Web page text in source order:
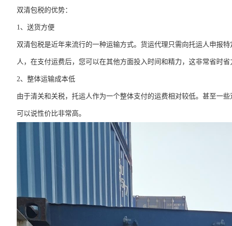
双清包税的优势：
1、送货方便
双清包税是近年来流行的一种运输方式。货运代理只需向托运人申报
人，在支付运费后，您可以在其他方面投入时间和精力，这非常省时省
2、整体运输成本低
由于清关和关税，托运人作为一个整体支付的运费相对较低。甚至一
可以说性价比非常高。